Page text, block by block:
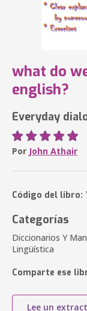
what do
english?
Everyday
Por John Athair
Código del libro:
Categorías
Diccionarios Y
Lingüística
Comparte ese
Lee un